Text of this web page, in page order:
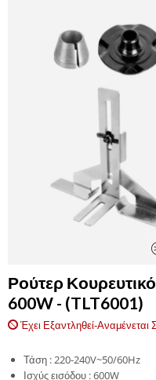
Ρούτερ
600W - (TLT6001)
Έχει Εξαντληθεί-Αναμένεται
Τάση : 220-240V~50/60Hz
Ισχύς εισόδου : 600W